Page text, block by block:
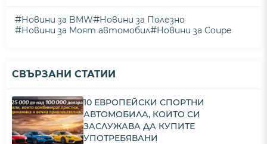
#Новини за BMW#Новини за Полезно
#Новини за Моят автомобил#Новини за Coupe
СВЪРЗАНИ СТАТИИ
10 ЕВРОПЕЙСКИ СПОРТНИ
АВТОМОБИЛА, КОИТО СИ
ЗАСЛУЖАВА ДА КУПИТЕ
УПОТРЕБЯВАНИ